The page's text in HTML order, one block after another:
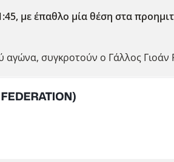
με έπαθλο μία θέση στα
αγώνα, συγκροτούν ο Γάλλος